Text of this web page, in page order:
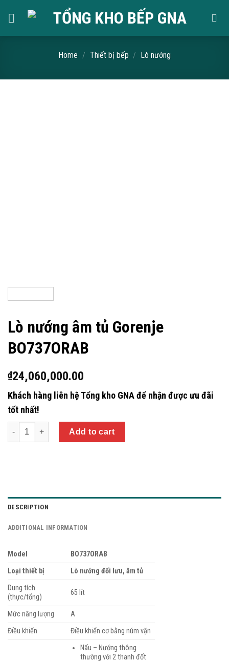
Home / Thiết bị bếp / Lò nướng
Lò nướng âm tủ Gorenje
BO737ORAB
₫24,060,000.00
Khách hàng liên hệ Tổng kho GNA để nhận được ưu đãi
tốt nhất!
Quantity
Add to cart
DESCRIPTION
ADDITIONAL INFORMATION
Model
BO737ORAB
Loại thiết bị
Lò nướng đối lưu, âm tủ
Dung tích
(thực/tổng)
65 lít
Mức năng lượng
A
Điều khiển
Điều khiển cơ bằng núm vặn
Nấu – Nướng thông
thường với 2 thanh đốt